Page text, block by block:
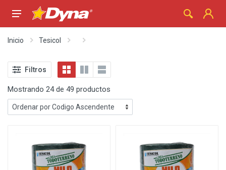
Inicio Tesicol
Filtros
Mostrando 24 de 49 productos